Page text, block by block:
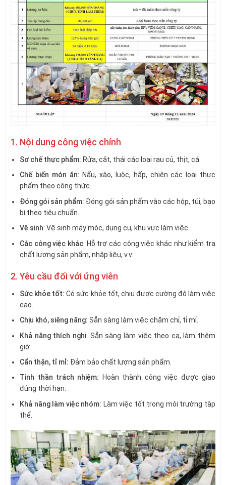
1. Nội dung công việc chính
Sơ chế thực phẩm: Rửa, cắt, thái các loại rau củ, thịt, cá.
Chế biến món ăn: Nấu, xào, luộc, hấp, chiên các loại thực
phẩm theo công thức.
Đóng gói sản phẩm: Đóng gói sản phẩm vào các hộp, túi, bao
bì theo tiêu chuẩn.
Vệ sinh: Vệ sinh máy móc, dụng cụ, khu vực làm việc.
Các công việc khác: Hỗ trợ các công việc khác như kiểm tra
chất lượng sản phẩm, nhập liệu, v.v.
2. Yêu cầu đối với ứng viên
Sức khỏe tốt: Có sức khỏe tốt, chịu được cường độ làm việc
cao.
Chịu khó, siêng năng: Sẵn sàng làm việc chăm chỉ, tỉ mỉ.
Khả năng thích nghi: Sẵn sàng làm việc theo ca, làm thêm
giờ.
Cẩn thận, tỉ mỉ: Đảm bảo chất lượng sản phẩm.
Tinh thần trách nhiệm: Hoàn thành công việc được giao
đúng thời hạn.
Khả năng làm việc nhóm: Làm việc tốt trong môi trường tập
thể.